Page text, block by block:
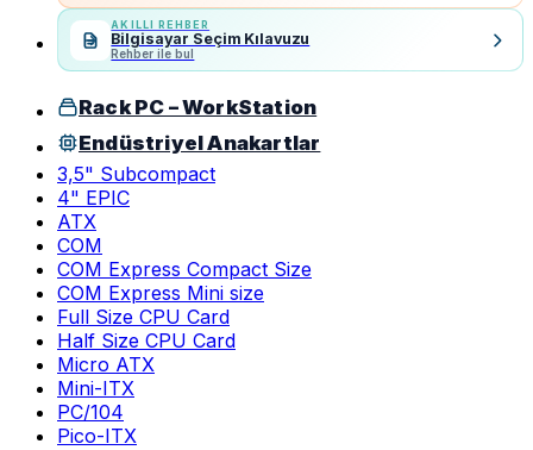
AKILLI REHBER
Bilgisayar Seçim Kılavuzu
Rehber ile bul
Rack PC – WorkStation
Endüstriyel Anakartlar
3,5" Subcompact
4" EPIC
ATX
COM
COM Express Compact Size
COM Express Mini size
Full Size CPU Card
Half Size CPU Card
Micro ATX
Mini-ITX
PC/104
Pico-ITX